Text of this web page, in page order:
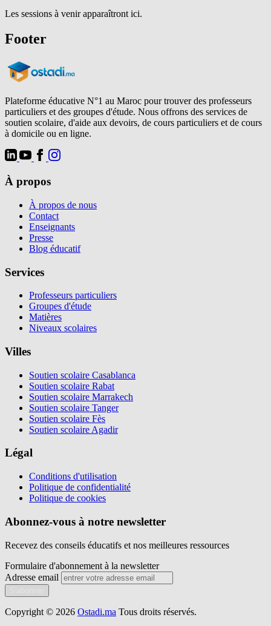
Les sessions à venir apparaîtront ici.
Footer
Plateforme éducative N°1 au Maroc pour trouver des professeurs
particuliers et des groupes d'étude. Nous offrons des services de
soutien scolaire, d'aide aux devoirs, de cours particuliers et de cours
à domicile ou en ligne.
À propos
À propos de nous
Contact
Enseignants
Presse
Blog éducatif
Services
Professeurs particuliers
Groupes d'étude
Matières
Niveaux scolaires
Villes
Soutien scolaire Casablanca
Soutien scolaire Rabat
Soutien scolaire Marrakech
Soutien scolaire Tanger
Soutien scolaire Fès
Soutien scolaire Agadir
Légal
Conditions d'utilisation
Politique de confidentialité
Politique de cookies
Abonnez-vous à notre newsletter
Recevez des conseils éducatifs et nos meilleures ressources
Formulaire d'abonnement à la newsletter
Adresse email
Copyright © 2026 Ostadi.ma Tous droits réservés.